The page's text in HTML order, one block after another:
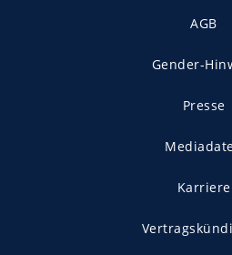
AGB
Gender-
Presse
Karriere